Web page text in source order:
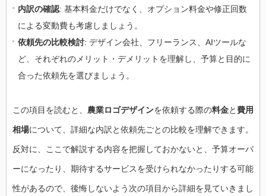
内訳の確認: 基本料金だけでなく、オプション料金や修正回数
による変動費も考慮しましょう。
依頼先の比較検討: デザイン会社、フリーランス、AIツールな
ど、それぞれのメリット・デメリットを理解し、予算と目的に
合った依頼先を選びましょう。
この項目を読むと、 農業ロゴデザインを依頼する際の料金と費用
相場について、詳細な内訳と依頼先ごとの比較を理解できます。
反対に、ここで解説する内容を把握しておかないと、予算オーバ
ーになったり、期待するサービスを受けられなかったりする可能
性があるので、後悔しないよう次の項目から詳細を見ていきまし